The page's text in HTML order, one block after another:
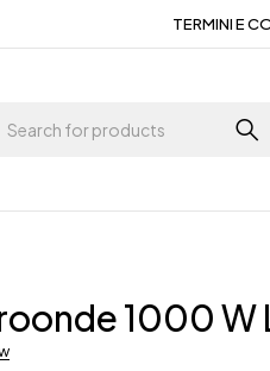
TERMINI E
1000 W